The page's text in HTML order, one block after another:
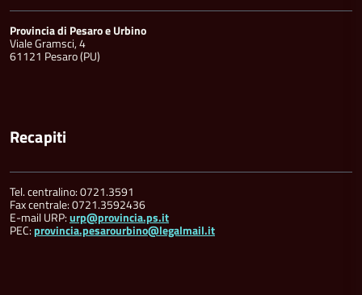
Provincia di Pesaro e Urbino
Viale Gramsci, 4
61121 Pesaro (PU)
Recapiti
Tel. centralino: 0721.3591
Fax centrale: 0721.3592436
E-mail URP:urp@provincia.ps.it
PEC:provincia.pesarourbino@legalmail.it